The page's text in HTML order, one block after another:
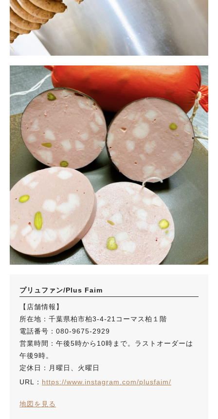
プリュファン/Plus Faim
【店舗情報】
所在地：千葉県柏市柏3-4-21コーマス柏１階
電話番号：080-9675-2929
営業時間：午後5時から10時まで。ラストオーダーは
午後9時。
定休日：月曜日、火曜日
URL： https://www.instagram.com/plusfaim/
地図を見る